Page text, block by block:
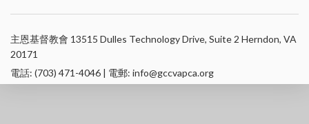
主恩基督教會 13515 Dulles Technology Drive, Suite 2 Herndon, VA
20171
電話: (703) 471-4046 | 電郵: info@gccvapca.org